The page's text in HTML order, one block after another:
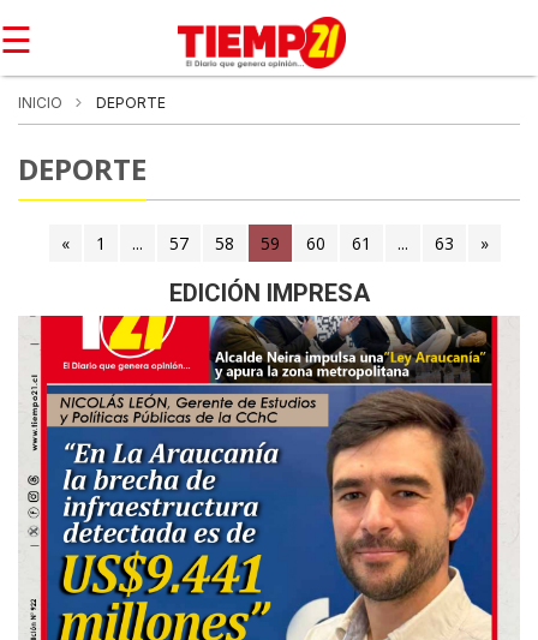
☰
INICIO DEPORTE
DEPORTE
« 1 ... 57 58 59 (current)
60 61 ... 63 »
EDICIÓN IMPRESA